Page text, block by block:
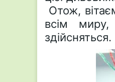
Отож,
всім
здійсняться.